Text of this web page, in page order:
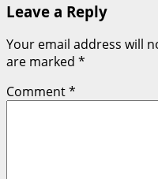
Leave a Reply
Your email address will
are marked *
Comment*